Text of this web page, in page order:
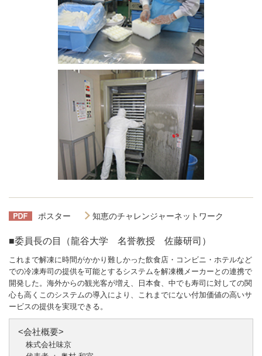
ポスター 知恵のチャレンジャーネットワーク
■委員長の目（龍谷大学 名誉教授 佐藤研司）
これまで解凍に時間がかかり難しかった飲食店・コンビニ・ホテルなど
での冷凍寿司の提供を可能とするシステムを解凍機メーカーとの連携で
開発した。海外からの観光客が増え、日本食、中でも寿司に対しての関
心も高くこのシステムの導入により、これまでにない付加価値の高いサ
ービスの提供を実現できる。
<会社概要>
株式会社味京